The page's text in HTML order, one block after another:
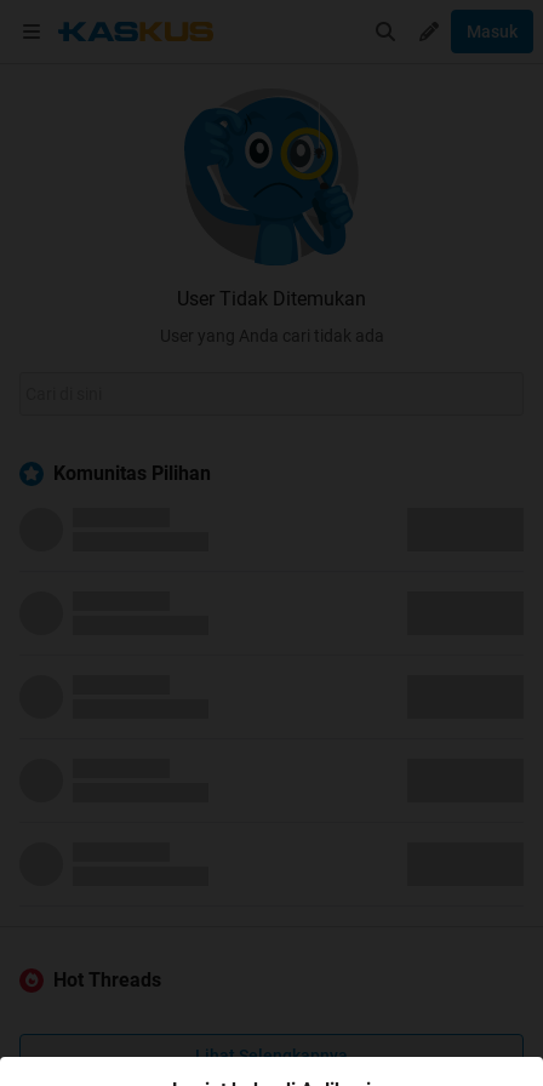
Masuk
User Tidak Ditemukan
User yang Anda cari tidak ada
Komunitas Pilihan
Hot Threads
Lihat Selengkapnya